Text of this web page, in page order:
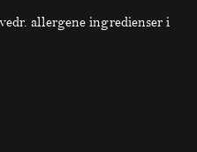
allergene ingredienser i